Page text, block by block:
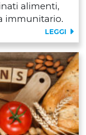
alimenti,
immunitario.
LEGGI